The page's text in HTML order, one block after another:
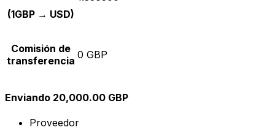
(1GBP → USD)
Comisión de
transferencia 0 GBP
Enviando 20,000.00 GBP
Proveedor